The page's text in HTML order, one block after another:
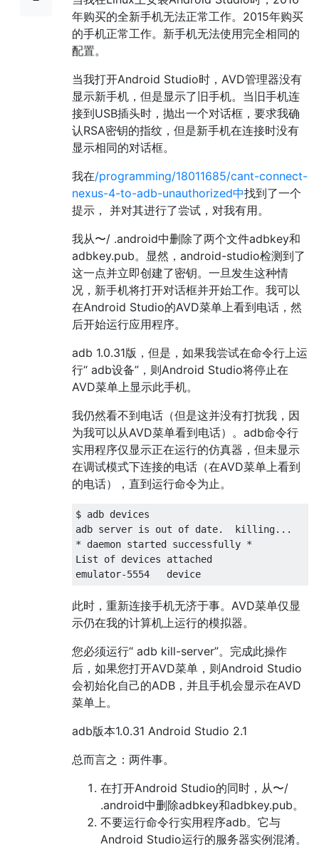
年购买的全新手机无法正常工作。2015年购买
的手机正常工作。新手机无法使用完全相同的
配置。
当我打开Android Studio时，AVD管理器没有
显示新手机，但是显示了旧手机。当旧手机连
接到USB插头时，抛出一个对话框，要求我确
认RSA密钥的指纹，但是新手机在连接时没有
显示相同的对话框。
我在/programming/18011685/cant-connect-
nexus-4-to-adb-unauthorized中找到了一个
提示， 并对其进行了尝试，对我有用。
我从〜/ .android中删除了两个文件adbkey和
adbkey.pub。显然，android-studio检测到了
这一点并立即创建了密钥。一旦发生这种情
况，新手机将打开对话框并开始工作。我可以
在Android Studio的AVD菜单上看到电话，然
后开始运行应用程序。
adb 1.0.31版，但是，如果我尝试在命令行上运
行“ adb设备”，则Android Studio将停止在
AVD菜单上显示此手机。
我仍然看不到电话（但是这并没有打扰我，因
为我可以从AVD菜单看到电话）。adb命令行
实用程序仅显示正在运行的仿真器，但未显示
在调试模式下连接的电话（在AVD菜单上看到
的电话），直到运行命令为止。
$ adb devices
adb server is out of date.  killing...
* daemon started successfully *
List of devices attached
此时，重新连接手机无济于事。AVD菜单仅显
示仍在我的计算机上运行的模拟器。
您必须运行“ adb kill-server”。完成此操作
后，如果您打开AVD菜单，则Android Studio
会初始化自己的ADB，并且手机会显示在AVD
菜单上。
adb版本1.0.31 Android Studio 2.1
总而言之：两件事。
在打开Android Studio的同时，从〜/
.android中删除adbkey和adbkey.pub。
不要运行命令行实用程序adb。它与
Android Studio运行的服务器实例混淆。